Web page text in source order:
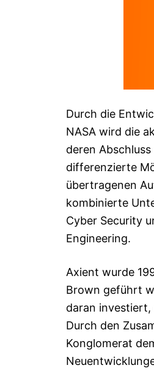
Durch die
NASA wird die
deren
differenzierte
übertragenen
kombinierte
Cyber ​​Security
Engineering.
Axient wurde
Brown geführt
daran investiert,
Durch den
Konglomerat